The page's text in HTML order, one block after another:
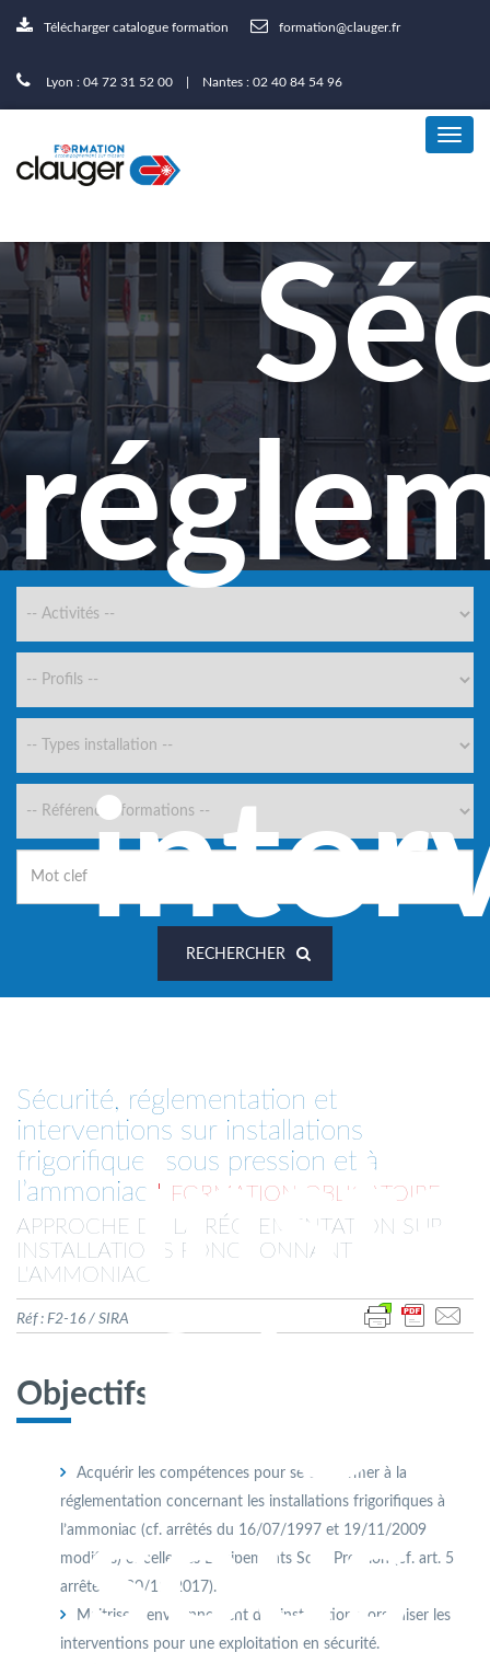
Télécharger catalogue formation formation@clauger.fr
Lyon : 04 72 31 52 00 | Nantes : 02 40 84 54 96
sous
RECHERCHER
Sécurité, réglementation et
interventions sur installations
frigorifiques sous pression et à
l’ammoniac
FORMATION OBLIGATOIRE
APPROCHE DE LA RÉGLEMENTATION SUR
INSTALLATIONS FONCTIONNANT À
L'AMMONIAC
Réf : F2-16 / SIRA
Objectifs
Acquérir les compétences pour se conformer à la
réglementation concernant les installations frigoriﬁques à
l’ammoniac (cf. arrêtés du 16/07/1997 et 19/11/2009
modiﬁés) et celle des Equipements Sous Pression (cf. art. 5
arrêté du 20/11/2017).
Maitriser l’environnement des installations, organiser les
interventions pour une exploitation en sécurité.